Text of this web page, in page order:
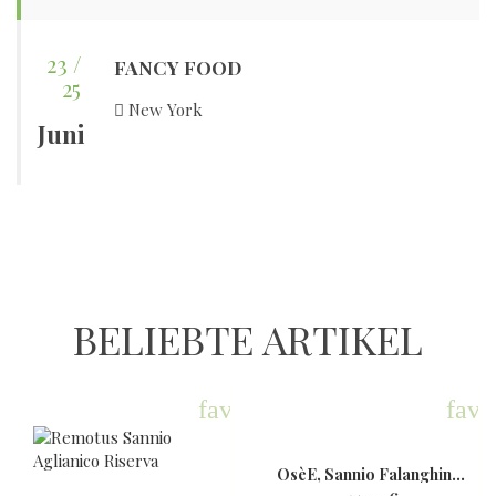
23 /
25
Juni
FANCY FOOD
New York
BELIEBTE ARTIKEL
favorite
OsèE, Sannio Falanghina,...